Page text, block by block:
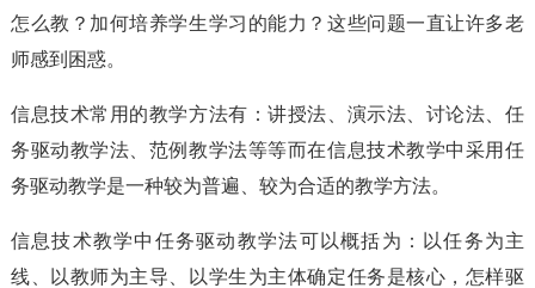
怎么教？加何培养学生学习的能力？这些问题一直让许多老
师感到困惑。
信息技术常用的教学方法有：讲授法、演示法、讨论法、任
务驱动教学法、范例教学法等等而在信息技术教学中采用任
务驱动教学是一种较为普遍、较为合适的教学方法。
信息技术教学中任务驱动教学法可以概括为：以任务为主
线、以教师为主导、以学生为主体确定任务是核心，怎样驱